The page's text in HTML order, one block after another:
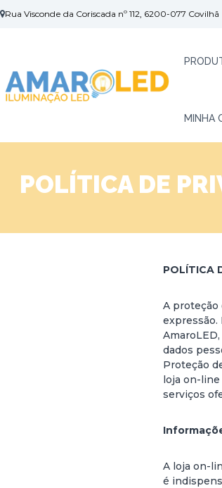
k
t
Rua Visconde da Coriscada nº 112, 6200-077 Covilhã
A
R
O
L
D
I
i
ã
o
D
MINHA
POLÍTICA DE
POLÍTICA
A proteção
expressão.
dados
Proteção
loja on-
serviços
A loja on-
é